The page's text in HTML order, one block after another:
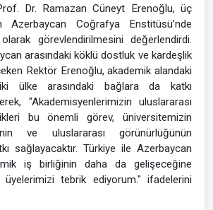
Dr. Ramazan Cüneyt Erenoğlu, üç
Azerbaycan Coğrafya Enstitüsü’nde
görevlendirilmesini değerlendirdi.
arasındaki köklü dostluk ve kardeşlik
Rektör Erenoğlu, akademik alandaki
ülke arasındaki bağlara da katkı
"Akademisyenlerimizin uluslararası
bu önemli görev, üniversitemizin
ve uluslararası görünürlüğünün
sağlayacaktır. Türkiye ile Azerbaycan
iş birliğinin daha da gelişeceğine
üyelerimizi tebrik ediyorum." ifadelerini